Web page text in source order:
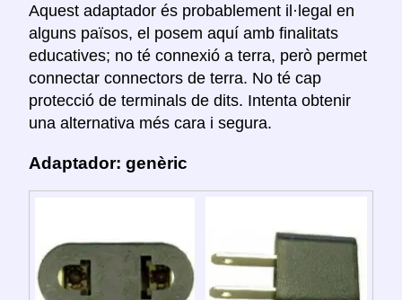
Aquest adaptador és probablement il·legal en
alguns països, el posem aquí amb finalitats
educatives; no té connexió a terra, però permet
connectar connectors de terra. No té cap
protecció de terminals de dits. Intenta obtenir
una alternativa més cara i segura.
Adaptador: genèric